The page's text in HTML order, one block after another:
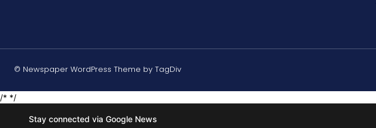
© Newspaper WordPress Theme by TagDiv
Stay connected via Google News
/* */